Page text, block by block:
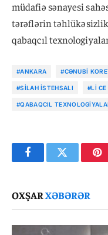
müdafiə sənayesi
tərəflərin təhlükəsizlik
qabaqcıl
#ANKARA #CƏNUBI
#SILAH ISTEHSALI #LI
#QABAQCIL
FacebookTwitter
OXŞARXƏBƏRƏR